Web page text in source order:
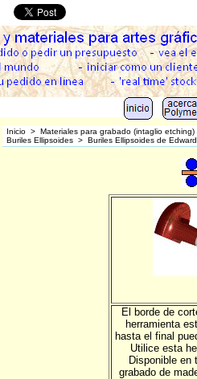
Inicio > Materiales para grabado (intaglio etching)
Buriles Ellipsoides > Buriles Ellipsoides de
El borde de
herramienta
hasta el final
Utilice esta
Disponible en
grabado de